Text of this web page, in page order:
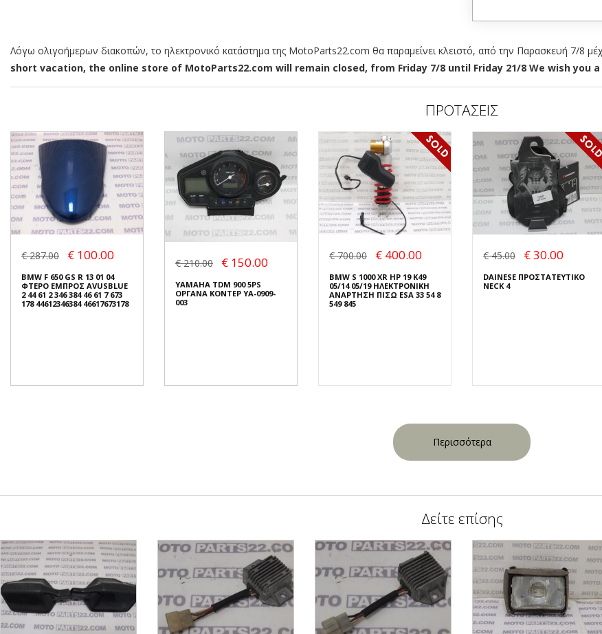
Λόγω ολιγοήμερων διακοπών, το ηλεκτρονικό κατάστημα της MotoParts22.com θα παραμείνει κλειστό, από την Παρασκευή 7/8
short vacation, the online store of MotoParts22.com will remain closed, from Friday 7/8 until Friday 21/8 We wish you a
ΠΡΟΤΑΣΕΙΣ
€ 287.00 € 100.00
BMW F 650 GS R 13 01 04
ΦΤΕΡΟ ΕΜΠΡΟΣ AVUSBLUE
2 44 61 2 346 384 46 61 7 673
178 44612346384 46617673178
€ 210.00 € 150.00
YAMAHA TDM 900 5PS
ΟΡΓΑΝΑ ΚΟΝΤΕΡ YA-0909-
003
€ 700.00 € 400.00
BMW S 1000 XR HP 19 K49
05/14 05/19 ΗΛΕΚΤΡΟΝΙΚΗ
ΑΝΑΡΤΗΣΗ ΠΙΣΩ ESA 33 54 8
549 845
€ 45.00 € 30.00
DAINESE ΠΡΟΣΤΑΤΕΥΤΙΚΟ
NECK 4
Περισσότερα
Δείτε επίσης